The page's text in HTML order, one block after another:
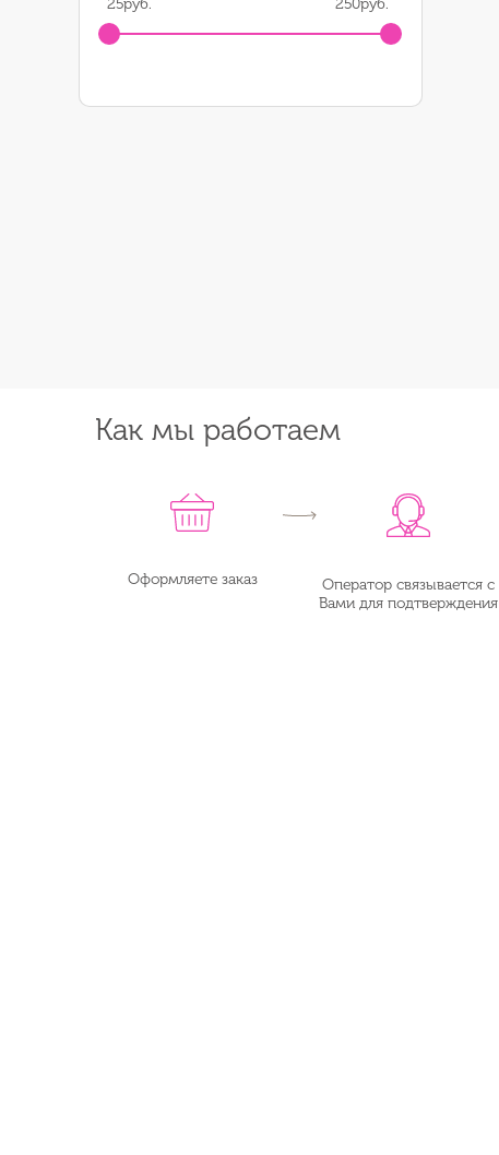
25руб. 250руб.
Как мы работаем
Оформляете заказ
Оператор связывается с
Вами для подтверждения